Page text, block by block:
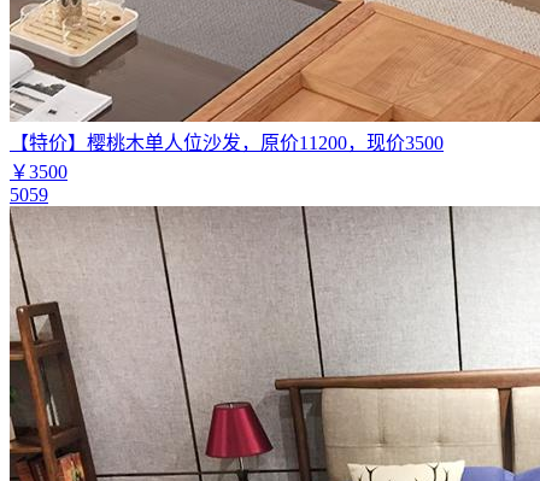
【特价】樱桃木单人位沙发，原价11200，现价3500
￥3500
5059